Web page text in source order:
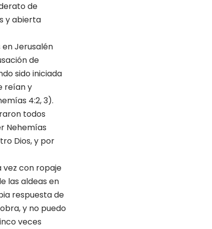
de
y abierta
Je­rusalén
de
sido iniciada
reían y
4:2, 3).
to­dos
Nehemías
Dios, y por
vez con ropaje
las aldeas en
respuesta de
y no puedo
veces